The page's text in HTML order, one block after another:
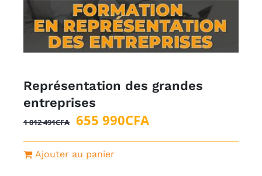
Représentation des grandes
entreprises
1 012 491CFA
Le
prix
initial
655 990CFALe
prix
Ajouter au panier